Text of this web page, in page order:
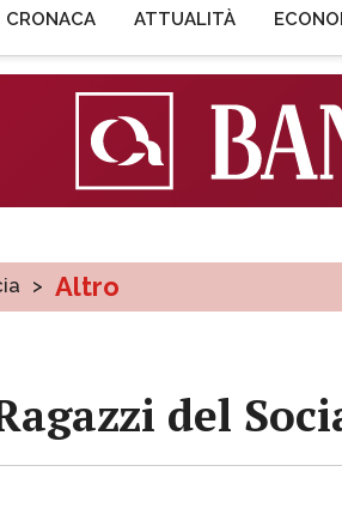
CRONACA ATTUALITÀ
> Altro
del